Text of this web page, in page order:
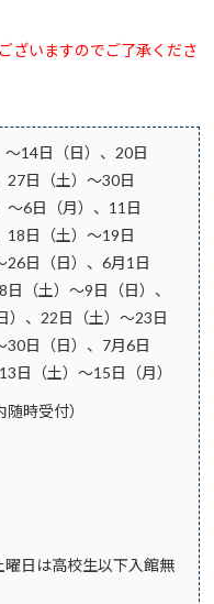
ざいますのでご了承くださ
14日（日）、20日
27日（土）～30日
～6日（月）、11日
18日（土）～19日
26日（日）、6月1日
日（土）～9日（日）、
）、22日（土）～23日
30日（日）、7月6日
日（土）～15日（月）
時受付）
日は高校生以下入館無